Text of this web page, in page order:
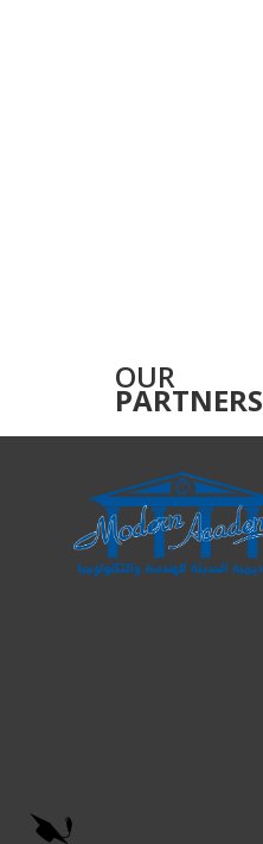
OUR
PARTNERS